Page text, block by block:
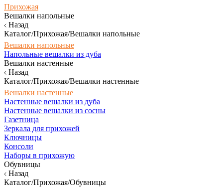
Прихожая
Вешалки напольные
Назад
Каталог/Прихожая/Вешалки напольные
Вешалки напольные
Напольные вешалки из дуба
Вешалки настенные
Назад
Каталог/Прихожая/Вешалки настенные
Вешалки настенные
Настенные вешалки из дуба
Настенные вешалки из сосны
Газетница
Зеркала для прихожей
Ключницы
Консоли
Наборы в прихожую
Обувницы
Назад
Каталог/Прихожая/Обувницы